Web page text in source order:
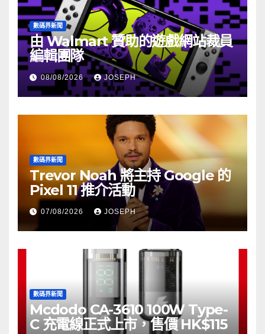
數碼界新聞
由 Walmart 贊助的遊戲網站裁員
編輯團隊
08/08/2026 JOSEPH
數碼界新聞
Trevor Noah 將主持 Google 的
Pixel 11 推介活動
07/08/2026 JOSEPH
數碼界新聞
Mcdodo CA-3610 100W Type-
C 充電線正式上市，售價 HK$115